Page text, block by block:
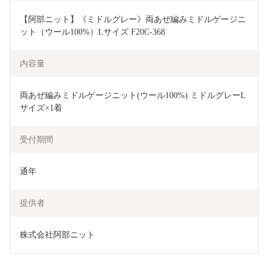
【阿部ニット】《ミドルグレー》両あぜ編みミドルゲージニ
ット（ウール100%）Lサイズ F20C-368
内容量
両あぜ編みミドルゲージニット(ウール100%) ミドルグレーL
サイズ×1着
受付期間
通年
提供者
株式会社阿部ニット